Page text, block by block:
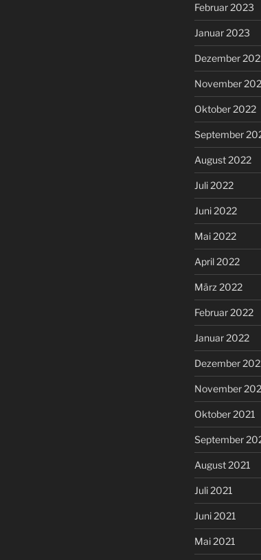
Februar 2023
Januar 2023
Dezember
November
Oktober 2022
September
August 2022
Juli 2022
Juni 2022
Mai 2022
April 2022
März 2022
Februar 2022
Januar 2022
Dezember
November
Oktober 2021
September
August 2021
Juli 2021
Juni 2021
Mai 2021